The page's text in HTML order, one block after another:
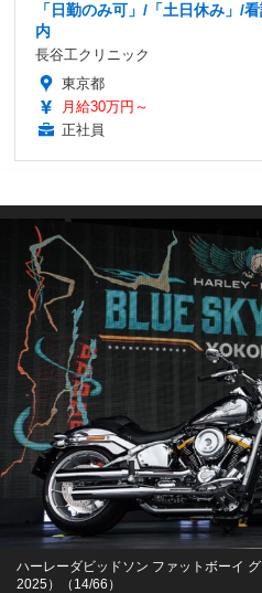
「日勤のみ可」/「土日休み」/
内
長谷工クリニック
東京都
月給30万円～
正社員
ハーレーダビッドソン ファットボーイ
2025）（14/66）